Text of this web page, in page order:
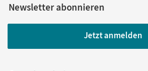
Newsletter abonnieren
Jetzt anmelden